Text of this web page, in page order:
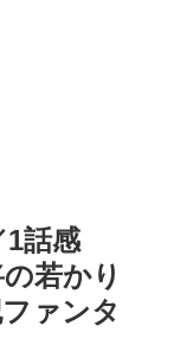
話感
若かり
ァンタ